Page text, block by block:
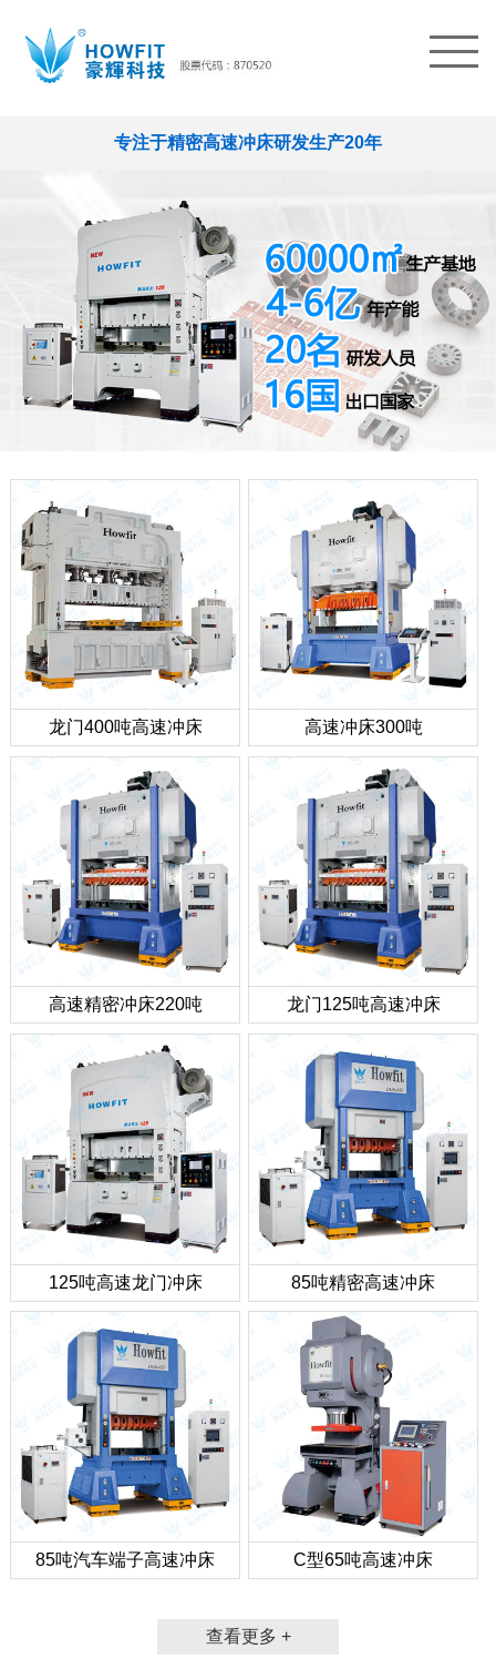
专注于精密高速冲床研发生产20年
龙门400吨高速冲床 高速冲床300吨
高速精密冲床220吨 龙门125吨高速冲床
125吨高速龙门冲床 85吨精密高速冲床
85吨汽车端子高速冲床 C型65吨高速冲床
查看更多 +